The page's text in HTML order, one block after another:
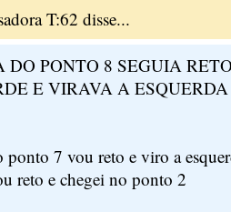
T:62 disse...
DO PONTO 8 SEGUIA
E VIRAVA A
ponto 7 vou reto e viro a
reto e chegei no ponto 2